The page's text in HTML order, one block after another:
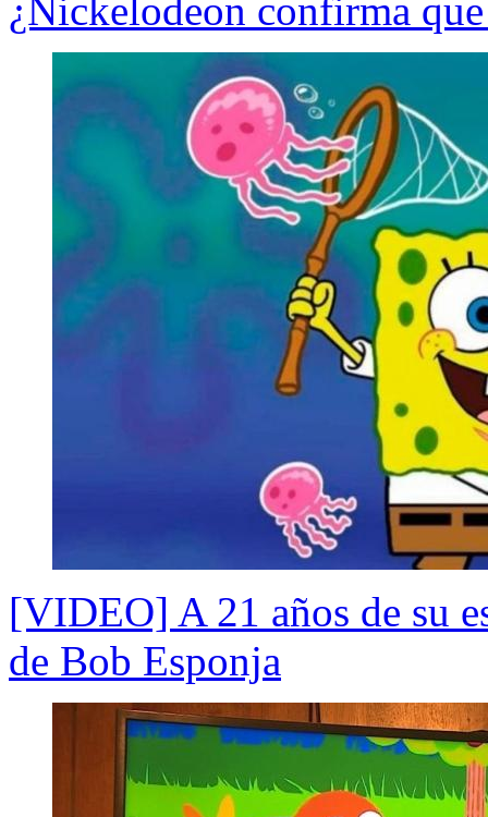
¿Nickelodeon confirma
[VIDEO] A 21 años de su
de Bob Esponja